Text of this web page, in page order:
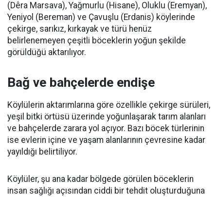
(Dêra Marsava), Yağmurlu (Hisane), Oluklu (Eremyan),
Yeniyol (Bereman) ve Çavuşlu (Erdanis) köylerinde
çekirge, sarıkız, kırkayak ve türü henüz
belirlenemeyen çeşitli böceklerin yoğun şekilde
görüldüğü aktarılıyor.
Bağ ve bahçelerde endişe
Köylülerin aktarımlarına göre özellikle çekirge sürüleri,
yeşil bitki örtüsü üzerinde yoğunlaşarak tarım alanları
ve bahçelerde zarara yol açıyor. Bazı böcek türlerinin
ise evlerin içine ve yaşam alanlarının çevresine kadar
yayıldığı belirtiliyor.
Köylüler, şu ana kadar bölgede görülen böceklerin
insan sağlığı açısından ciddi bir tehdit oluşturduğuna